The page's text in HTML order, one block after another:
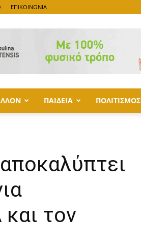
ΕΠΙΚΟΙΝΩΝΙΑ
ΠΑΙΔΕΙΑ ΠΟΛΙΤΙΣΜΟΣ
τον